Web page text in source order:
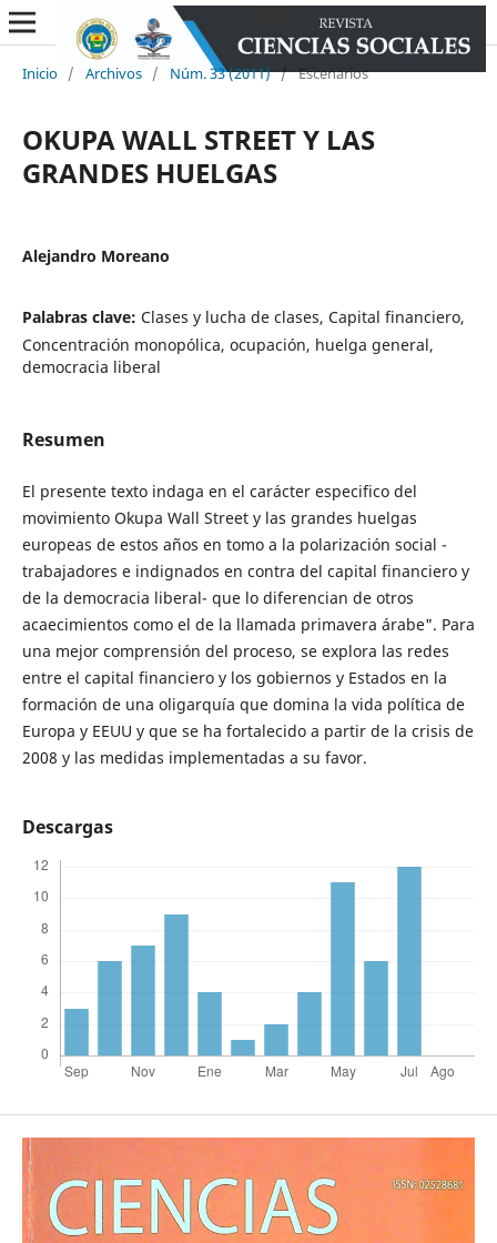
Inicio / Archivos / Núm. 33 (2011) / Escenarios
OKUPA WALL STREET Y LAS
GRANDES HUELGAS
Alejandro Moreano
Palabras clave: Clases y lucha de clases, Capital financiero,
Concentración monopólica, ocupación, huelga general,
democracia liberal
Resumen
El presente texto indaga en el carácter especifico del
movimiento Okupa Wall Street y las grandes huelgas
europeas de estos años en tomo a la polarización social -
trabajadores e indignados en contra del capital financiero y
de la democracia liberal- que lo diferencian de otros
acaecimientos como el de la llamada primavera árabe". Para
una mejor comprensión del proceso, se explora las redes
entre el capital financiero y los gobiernos y Estados en la
formación de una oligarquía que domina la vida política de
Europa y EEUU y que se ha fortalecido a partir de la crisis de
2008 y las medidas implementadas a su favor.
Descargas